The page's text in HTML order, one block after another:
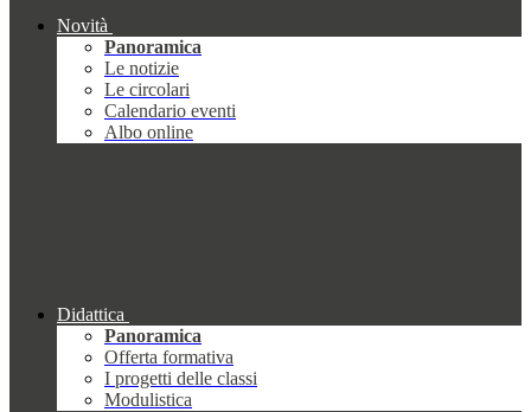
Novità
Panoramica
Le notizie
Le circolari
Calendario eventi
Albo online
Didattica
Panoramica
Offerta formativa
I progetti delle classi
Modulistica